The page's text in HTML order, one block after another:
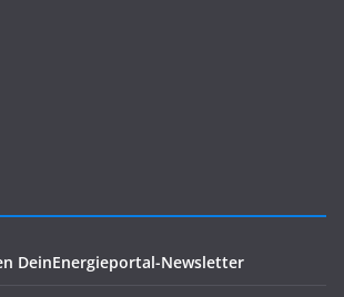
DeinEnergieportal-Newsletter